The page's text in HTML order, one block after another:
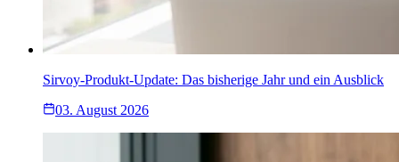
Sirvoy-Produkt-Update: Das bisherige Jahr und ein Ausblick
03. August 2026